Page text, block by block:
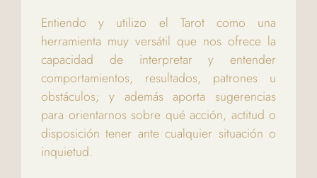
Entiendo y utilizo el Tarot como una
herramienta muy versátil que nos ofrece la
capacidad de interpretar y entender
comportamientos, resultados, patrones u
obstáculos; y además aporta sugerencias
para orientarnos sobre qué acción, actitud o
disposición tener ante cualquier situación o
inquietud.